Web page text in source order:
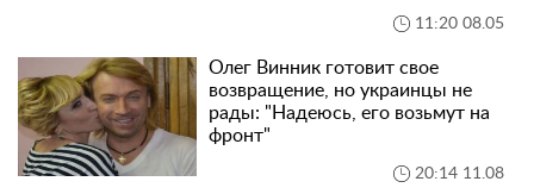
11:20 08.05
Олег Винник готовит свое
возвращение, но украинцы не
рады: "Надеюсь, его возьмут на
фронт"
20:14 11.08